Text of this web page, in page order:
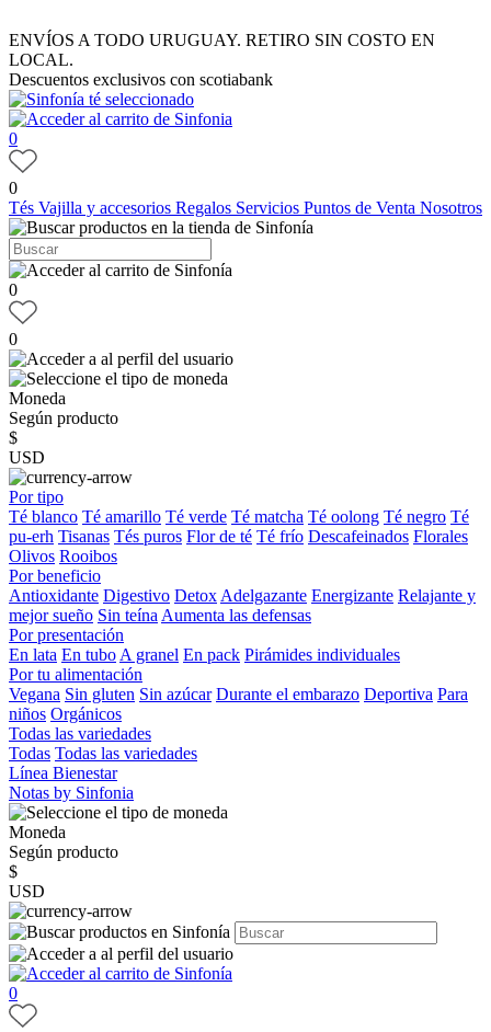
ENVÍOS A TODO URUGUAY. RETIRO SIN COSTO EN
LOCAL.
Descuentos exclusivos con scotiabank
0
0
Tés Vajilla y accesorios Regalos Servicios Puntos de Venta Nosotros
0
0
Moneda
Según producto
$
USD
Por tipo
Té blanco Té amarillo Té verde Té matcha Té oolong Té negro Té
pu-erh Tisanas Tés puros Flor de té Té frío Descafeinados Florales
Olivos Rooibos
Por beneficio
Antioxidante Digestivo Detox Adelgazante Energizante Relajante y
mejor sueño Sin teína Aumenta las defensas
Por presentación
En lata En tubo A granel En pack Pirámides individuales
Por tu alimentación
Vegana Sin gluten Sin azúcar Durante el embarazo Deportiva Para
niños Orgánicos
Todas las variedades
Todas Todas las variedades
Línea Bienestar
Notas by Sinfonia
Moneda
Según producto
$
USD
0